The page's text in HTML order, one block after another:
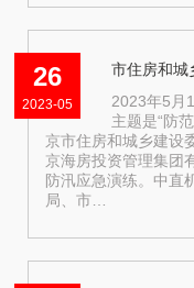
26
2023-05
市住房和城
2023年5月
主题是“防
京市住房和城乡建设
京海房投资管理集团
防汛应急演练。中直
局、市…